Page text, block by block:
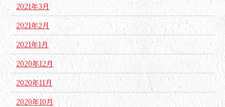
2021年3月
2021年2月
2021年1月
2020年12月
2020年11月
2020年10月